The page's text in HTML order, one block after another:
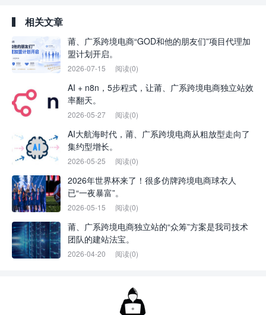
相关文章
莆、广系跨境电商“GOD和他的朋友们”项目代理加
盟计划开启。
2026-07-15 阅读(0)
AI + n8n，5步程式，让莆、广系跨境电商独立站效
率翻天。
2026-05-27 阅读(0)
AI大航海时代，莆、广系跨境电商从粗放型走向了
集约型增长。
2026-05-25 阅读(0)
2026年世界杯来了！很多仿牌跨境电商球衣人
已“一夜暴富”。
2026-05-15 阅读(0)
莆、广系跨境电商独立站的“众筹”方案是我司技术
团队的建站法宝。
2026-04-20 阅读(0)